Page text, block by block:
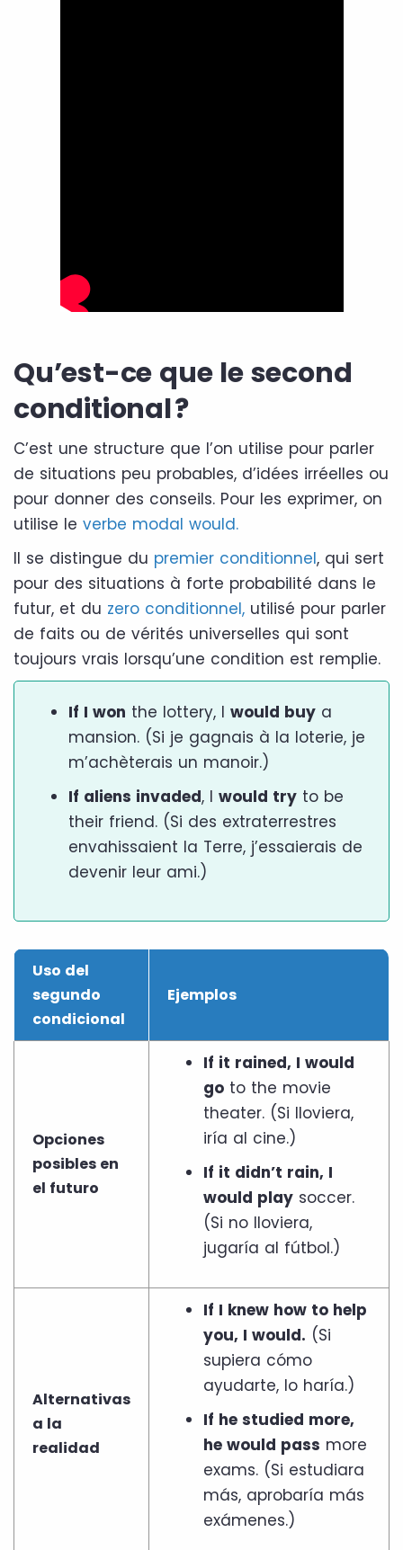
Qu’est-ce que le second
conditional ?
C’est une structure que l’on utilise pour parler
de situations peu probables, d’idées irréelles ou
pour donner des conseils. Pour les exprimer, on
utilise le verbe modal would.
Il se distingue du premier conditionnel, qui sert
pour des situations à forte probabilité dans le
futur, et du zero conditionnel, utilisé pour parler
de faits ou de vérités universelles qui sont
toujours vrais lorsqu’une condition est remplie.
If I won the lottery, I would buy a
mansion. (Si je gagnais à la loterie, je
m’achèterais un manoir.)
If aliens invaded, I would try to be
their friend. (Si des extraterrestres
envahissaient la Terre, j’essaierais de
devenir leur ami.)
Uso del
segundo
condicional
Ejemplos
Opciones
posibles en
el futuro
If it rained, I would
go to the movie
theater. (Si lloviera,
iría al cine.)
If it didn’t rain, I
would play soccer.
(Si no lloviera,
jugaría al fútbol.)
Alternativas
a la
realidad
If I knew how to help
you, I would. (Si
supiera cómo
ayudarte, lo haría.)
If he studied more,
he would pass more
exams. (Si estudiara
más, aprobaría más
exámenes.)